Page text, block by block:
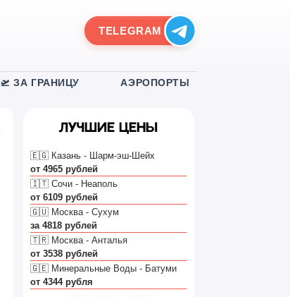
TELEGRAM
🛫 ЗА ГРАНИЦУ АЭРОПОРТЫ
Лучшие цены
🇪🇬 Казань - Шарм-эш-Шейх
от 4965 рублей
🇮🇹 Сочи - Неаполь
от 6109 рублей
🇬🇺 Москва - Сухум
за 4818 рублей
🇹🇷 Москва - Анталья
от 3538 рублей
🇬🇪 Минеральные Воды - Батуми
от 4344 рубля